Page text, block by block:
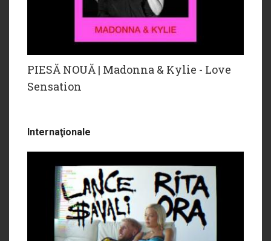
PIESĂ NOUĂ | Madonna & Kylie - Love
Sensation
Internaţionale